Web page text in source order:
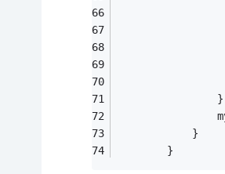
                }
            }
        }